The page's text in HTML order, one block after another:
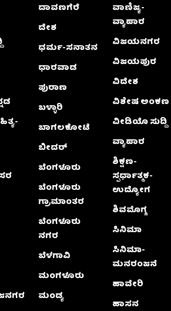
ದಾವಣಗೆರೆ
ದೇಶ
ಧರ್ಮ-ಸನಾತನ
ಧಾರವಾಡ
ಪುರಾಣ
ಬಳ್ಳಾರಿ
ಬಾಗಲಕೋಟೆ
ಬೀದರ್
ಬೆಂಗಳೂರು
ಬೆಂಗಳೂರು
ಗ್ರಾಮಾಂತರ
ಬೆಂಗಳೂರು
ನಗರ
ಬೆಳಗಾವಿ
ಮಂಗಳೂರು
ಮಂಡ್ಯ
ವಾಣಿಜ್ಯ-
ವ್ಯಾಪಾರ
ವಿಜಯನಗರ
ವಿಜಯಪುರ
ವಿದೇಶ
ವಿಶೇಷ ಅಂಕಣ
ವೀಡಿಯೊ ಸುದ್ದಿ
ವ್ಯಾಪಾರ
ಶಿಕ್ಷಣ-
ಸ್ಪರ್ಧಾತ್ಮಕ-
ಉದ್ಯೋಗ
ಶಿವಮೊಗ್ಗ
ಸಿನಿಮಾ
ಸಿನಿಮಾ-
ಮನರಂಜನೆ
ಹಾವೇರಿ
ಹಾಸನ